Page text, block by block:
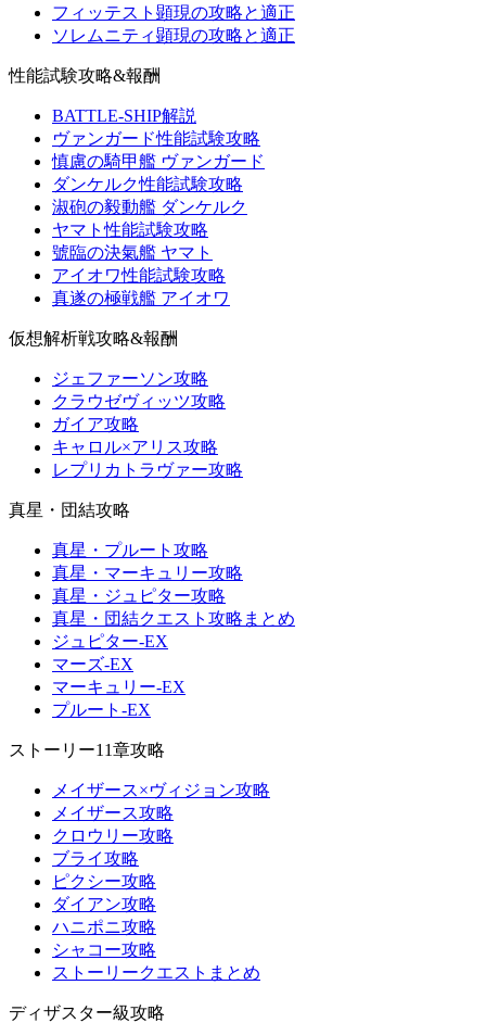
フィッテスト顕現の攻略と適正
ソレムニティ顕現の攻略と適正
性能試験攻略&報酬
BATTLE-SHIP解説
ヴァンガード性能試験攻略
慎慮の騎甲艦 ヴァンガード
ダンケルク性能試験攻略
淑砲の毅動艦 ダンケルク
ヤマト性能試験攻略
號臨の決氣艦 ヤマト
アイオワ性能試験攻略
真遂の極戦艦 アイオワ
仮想解析戦攻略&報酬
ジェファーソン攻略
クラウゼヴィッツ攻略
ガイア攻略
キャロル×アリス攻略
レプリカトラヴァー攻略
真星・団結攻略
真星・プルート攻略
真星・マーキュリー攻略
真星・ジュピター攻略
真星・団結クエスト攻略まとめ
ジュピター-EX
マーズ-EX
マーキュリー-EX
プルート-EX
ストーリー11章攻略
メイザース×ヴィジョン攻略
メイザース攻略
クロウリー攻略
ブライ攻略
ピクシー攻略
ダイアン攻略
ハニポニ攻略
シャコー攻略
ストーリークエストまとめ
ディザスター級攻略